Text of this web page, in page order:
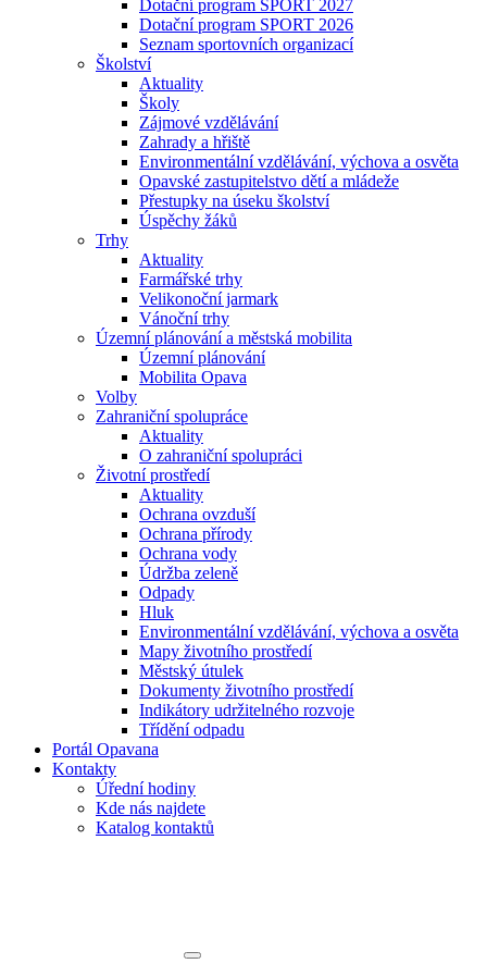
Dotační program SPORT 2027
Dotační program SPORT 2026
Seznam sportovních organizací
Školství
Aktuality
Školy
Zájmové vzdělávání
Zahrady a hřiště
Environmentální vzdělávání, výchova a osvěta
Opavské zastupitelstvo dětí a mládeže
Přestupky na úseku školství
Úspěchy žáků
Trhy
Aktuality
Farmářské trhy
Velikonoční jarmark
Vánoční trhy
Územní plánování a městská mobilita
Územní plánování
Mobilita Opava
Volby
Zahraniční spolupráce
Aktuality
O zahraniční spolupráci
Životní prostředí
Aktuality
Ochrana ovzduší
Ochrana přírody
Ochrana vody
Údržba zeleně
Odpady
Hluk
Environmentální vzdělávání, výchova a osvěta
Mapy životního prostředí
Městský útulek
Dokumenty životního prostředí
Indikátory udržitelného rozvoje
Třídění odpadu
Portál Opavana
Kontakty
Úřední hodiny
Kde nás najdete
Katalog kontaktů